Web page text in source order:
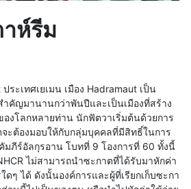
ห์รีม
ระเทศเยเมน เมือง Hadramaut เป็น
คัญมานานกว่าพันปีและเป็นเมืองที่สร้าง
งโลกหลายท่าน นักฟัตวาเริ่มต้นด้วยการ
ะต้องมอบให้กับกลุ่มบุคคลที่มีสิทธิ์ในการ
มภีร์อัลกุรอาน โบทที่ 9 โองการที่ 60 ทั้งนี้
ไม่สามารถนำซะกาตที่ได้รับมาหักค่า
ดๆ ได้ ดังนั้นองค์การและผู้ที่เรียกเก็บซะกา